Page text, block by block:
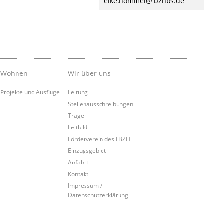
Wohnen
Projekte und Ausflüge
Wir über uns
Leitung
Stellenausschreibungen
Träger
Leitbild
Förderverein des LBZH
Einzugsgebiet
Anfahrt
Kontakt
Impressum /
Datenschutzerklärung